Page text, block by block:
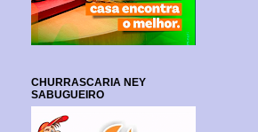
CHURRASCARIA NEY
SABUGUEIRO